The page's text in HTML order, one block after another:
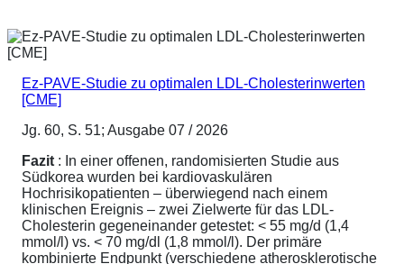
Ez-PAVE-Studie zu optimalen LDL-Cholesterinwerten
[CME]
Jg. 60, S. 51; Ausgabe 07 / 2026
Fazit : In einer offenen, randomisierten Studie aus
Südkorea wurden bei kardiovaskulären
Hochrisikopatienten – überwiegend nach einem
klinischen Ereignis – zwei Zielwerte für das LDL-
Cholesterin gegeneinander getestet: < 55 mg/d (1,4
mmol/l) vs. < 70 mg/dl (1,8 mmol/l). Der primäre
kombinierte Endpunkt (verschiedene atherosklerotische